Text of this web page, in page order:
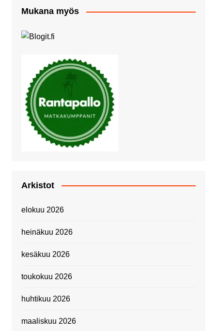
Mukana myös
Arkistot
elokuu 2026
heinäkuu 2026
kesäkuu 2026
toukokuu 2026
huhtikuu 2026
maaliskuu 2026